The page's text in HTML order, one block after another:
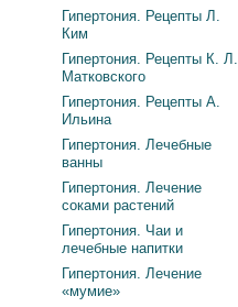
Гипертония. Рецепты Л.
Ким
Гипертония. Рецепты К. Л.
Матковского
Гипертония. Рецепты А.
Ильина
Гипертония. Лечебные
ванны
Гипертония. Лечение
соками растений
Гипертония. Чаи и
лечебные напитки
Гипертония. Лечение
«мумие»